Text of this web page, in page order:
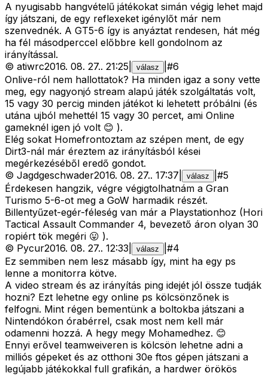
A nyugisabb hangvételű játékokat simán végig lehet majd
így játszani, de egy reflexeket igénylőt már nem
szenvednék. A GT5-6 így is anyáztat rendesen, hát még
ha fél másodperccel előbbre kell gondolnom az
irányítással.
© atiwrc2016. 08. 27.. 21:25 válasz #6
Onlive-ról nem hallottatok? Ha minden igaz a sony vette
meg, egy nagyonjó stream alapú játék szolgáltatás volt,
15 vagy 30 percig minden játékot ki lehetett próbálni (és
utána ujból mehettél 15 vagy 30 percet, ami Online
gameknél igen jó volt 😊 ).
Elég sokat Homefrontoztam az szépen ment, de egy
Dirt3-nál már éreztem az irányításból kései
megérkezéséből eredő gondot.
© Jagdgeschwader2016. 08. 27.. 17:37 válasz #5
Érdekesen hangzik, végre végigtolhatnám a Gran
Turismo 5-6-ot meg a GoW harmadik részét.
Billentyűzet-egér-féleség van már a Playstationhoz (Hori
Tactical Assault Commander 4, bevezető áron olyan 30
ropiért tök megéri 😛 ).
© Pycur2016. 08. 27.. 12:33 válasz #4
Ez semmiben nem lesz másabb így, mint ha egy ps
lenne a monitorra kötve.
A video stream és az irányítás ping idejét jól össze tudják
hozni? Ezt lehetne egy online ps kölcsönzőnek is
felfogni. Mint régen bementünk a boltokba játszani a
Nintendókon órabérrel, csak most nem kell már
odamenni hozzá. A hegy megy Mohamedhez. 😊
Ennyi erővel teamweiveren is kölcsön lehetne adni a
milliós gépeket és az otthoni 30e ftos gépen játszani a
legújabb játékokkal full grafikán, a hardwer örökös